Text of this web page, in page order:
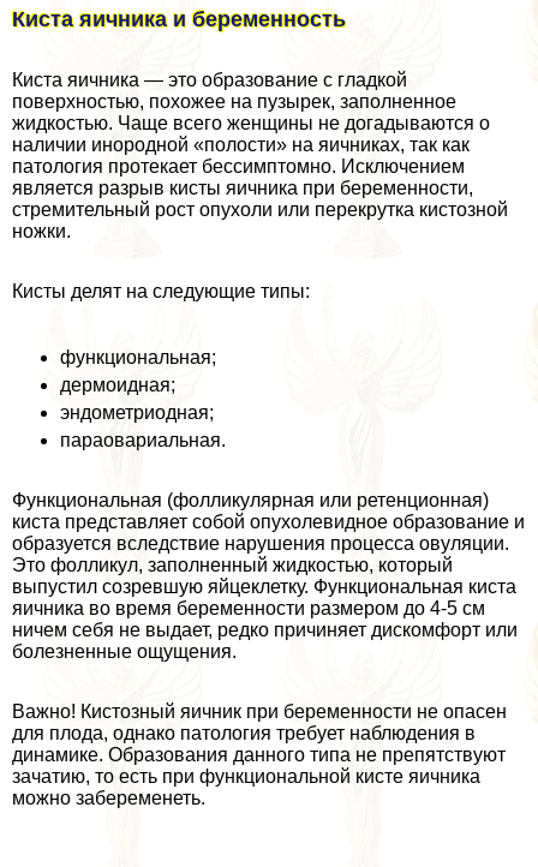
Киста яичника и беременность
Киста яичника — это образование с гладкой
поверхностью, похожее на пузырек, заполненное
жидкостью. Чаще всего женщины не догадываются о
наличии инородной «полости» на яичниках, так как
патология протекает бессимптомно. Исключением
является разрыв кисты яичника при беременности,
стремительный рост опухоли или перекрутка кистозной
ножки.
Кисты делят на следующие типы:
функциональная;
дермоидная;
эндометриодная;
параовариальная.
Функциональная (фолликулярная или ретенционная)
киста представляет собой опухолевидное образование и
образуется вследствие нарушения процесса овуляции.
Это фолликул, заполненный жидкостью, который
выпустил созревшую яйцеклетку. Функциональная киста
яичника во время беременности размером до 4-5 см
ничем себя не выдает, редко причиняет дискомфорт или
болезненные ощущения.
Важно! Кистозный яичник при беременности не опасен
для плода, однако патология требует наблюдения в
динамике. Образования данного типа не препятствуют
зачатию, то есть при функциональной кисте яичника
можно забеременеть.